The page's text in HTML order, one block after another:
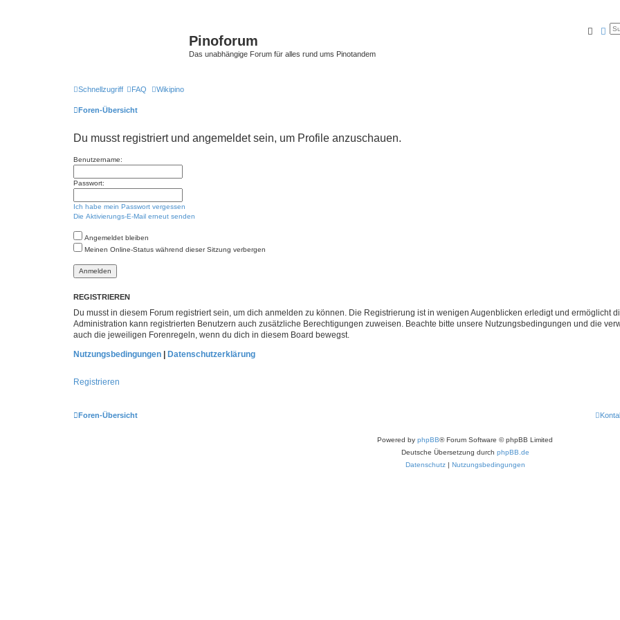
Pinoforum
Das unabhängige Forum für alles rund ums Pinotandem
Suche
Schnellzugriff FAQ Wikipino
Foren-Übersicht
Du musst registriert und angemeldet sein, um Profile anzuschauen.
Benutzername:
Passwort:
Ich habe mein Passwort vergessen
Die Aktivierungs-E-Mail erneut senden
Angemeldet bleiben
Meinen Online-Status während dieser Sitzung verbergen
REGISTRIEREN
Du musst in diesem Forum registriert sein, um dich anmelden zu können. Die Registrierung ist in wenigen Augenblicken erledigt und ermöglicht
Administration kann registrierten Benutzern auch zusätzliche Berechtigungen zuweisen. Beachte bitte unsere Nutzungsbedingungen und die
auch die jeweiligen Forenregeln, wenn du dich in diesem Board bewegst.
Nutzungsbedingungen
Datenschutzerklärung
Registrieren
Foren-Übersicht
Powered by phpBB® Forum Software © phpBB Limited
Deutsche Übersetzung durch phpBB.de
Datenschutz| Nutzungsbedingungen